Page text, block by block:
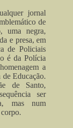
jornal
de
uma negra,
e presa, em
de Policiais
é da Polícia
a
Educação.
de Santo,
ser
mas num